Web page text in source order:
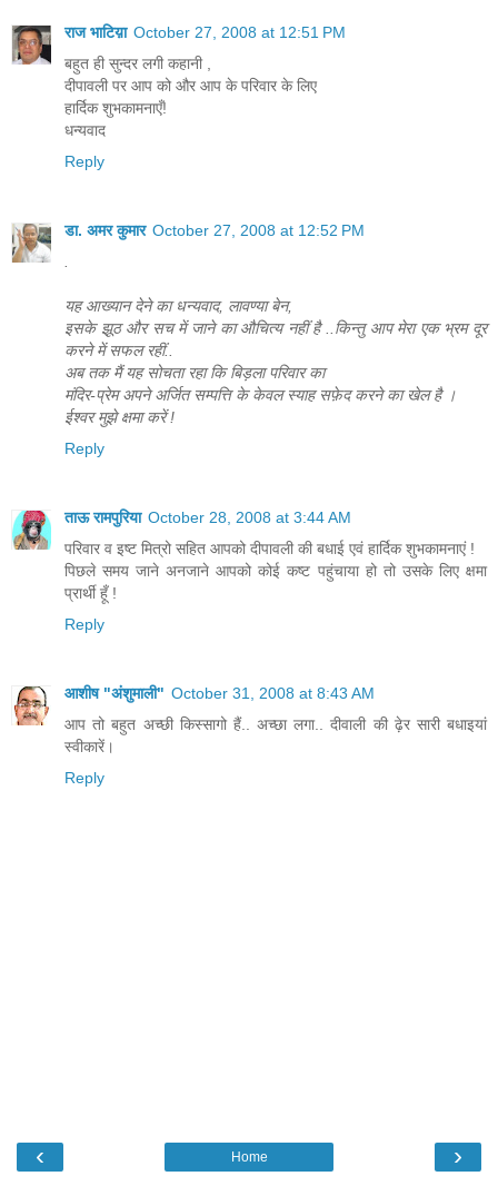
राज भाटिय़ा October 27, 2008 at 12:51 PM
बहुत ही सुन्दर लगी कहानी ,
दीपावली पर आप को और आप के परिवार के लिए
हार्दिक शुभकामनाएँ!
धन्यवाद
Reply
डा. अमर कुमार October 27, 2008 at 12:52 PM
यह आख्यान देने का धन्यवाद, लावण्या बेन,
इसके झूठ और सच में जाने का औचित्य नहीं है ..किन्तु आप मेरा एक भ्रम दूर
करने में सफल रहीं..
अब तक मैं यह सोचता रहा कि बिड़ला परिवार का
मंदिर-प्रेम अपने अर्जित सम्पत्ति के केवल स्याह सफ़ेद करने का खेल है ।
ईश्वर मुझे क्षमा करें !
Reply
ताऊ रामपुरिया October 28, 2008 at 3:44 AM
परिवार व इष्ट मित्रो सहित आपको दीपावली की बधाई एवं हार्दिक शुभकामनाएं !
पिछले समय जाने अनजाने आपको कोई कष्ट पहुंचाया हो तो उसके लिए क्षमा
प्रार्थी हूँ !
Reply
आशीष "अंशुमाली" October 31, 2008 at 8:43 AM
आप तो बहुत अच्‍छी किस्‍सागो हैं.. अच्‍छा लगा.. दीवाली की ढ़ेर सारी बधाइयां
स्‍वीकारें।
Reply
‹ ›
Home